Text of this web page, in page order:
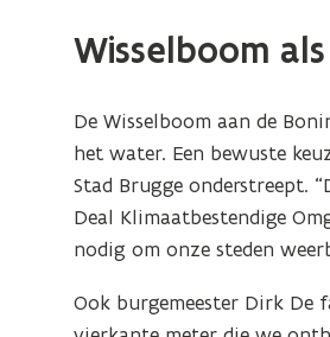
Wisselboom
De Wisselboom aan de
het water. Een bewuste
Stad Brugge onderstreept.
Deal Klimaatbestendige
nodig om onze steden
Ook burgemeester Dirk De